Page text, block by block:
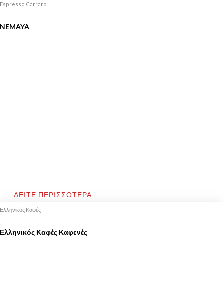
Espresso Carraro
NEMAYA
ΔΕΙΤΕ ΠΕΡΙΣΣΟΤΕΡΑ
Ελληνικός Καφές
Ελληνικός Καφές Καφενές